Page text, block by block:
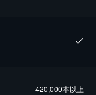
420,000本以上